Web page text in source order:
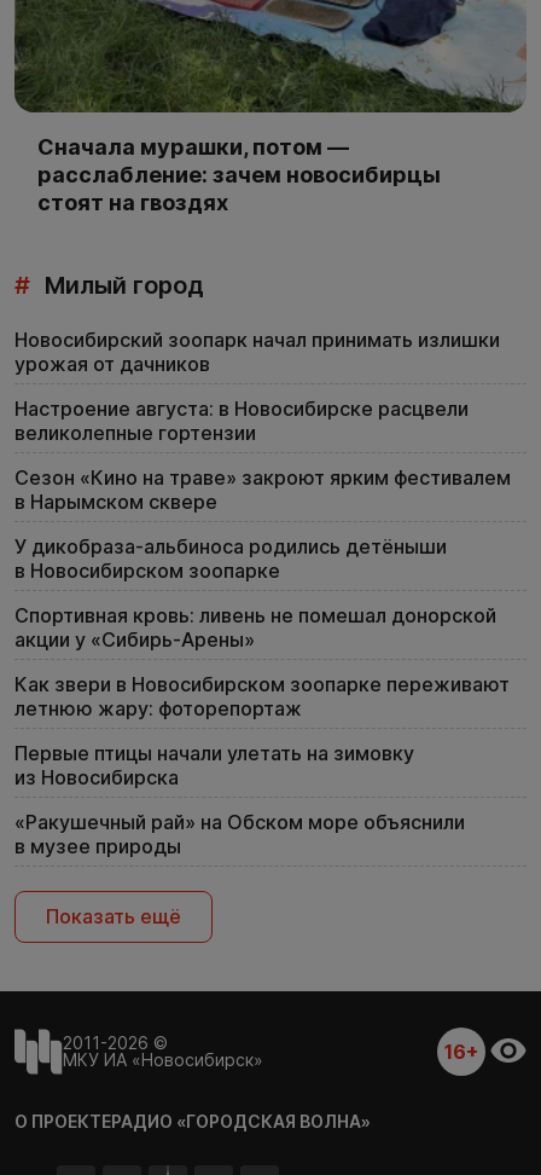
Сначала мурашки, потом —
расслабление: зачем новосибирцы
стоят на гвоздях
# Милый город
Новосибирский зоопарк начал принимать излишки
урожая от дачников
Настроение августа: в Новосибирске расцвели
великолепные гортензии
Сезон «Кино на траве» закроют ярким фестивалем
в Нарымском сквере
У дикобраза-альбиноса родились детёныши
в Новосибирском зоопарке
Спортивная кровь: ливень не помешал донорской
акции у «Сибирь-Арены»
Как звери в Новосибирском зоопарке переживают
летнюю жару: фоторепортаж
Первые птицы начали улетать на зимовку
из Новосибирска
«Ракушечный рай» на Обском море объяснили
в музее природы
Показать ещё
2011-2026 ©
МКУ ИА «Новосибирск»
16+
О ПРОЕКТЕРАДИО «ГОРОДСКАЯ ВОЛНА»